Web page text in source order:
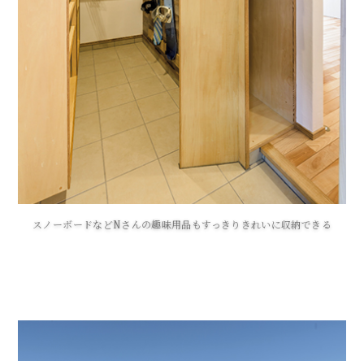
スノーボードなどNさんの趣味用品もすっきりきれいに収納できる